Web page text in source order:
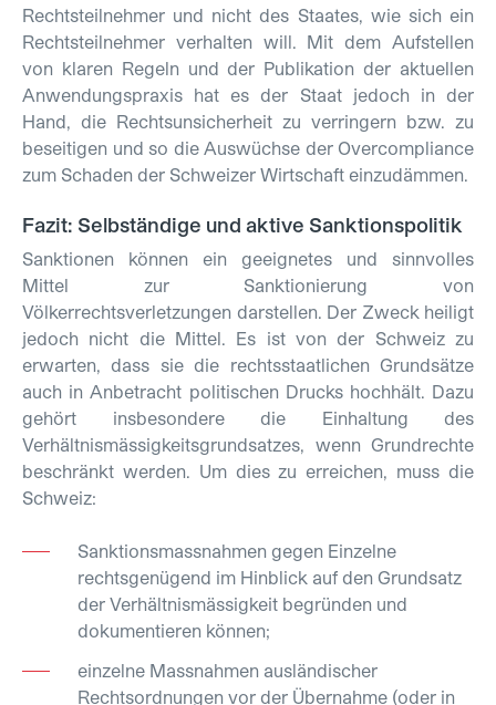
Rechtsteilnehmer und nicht des Staates, wie sich ein
Rechtsteilnehmer verhalten will. Mit dem Aufstellen
von klaren Regeln und der Publikation der aktuellen
Anwendungspraxis hat es der Staat jedoch in der
Hand, die Rechtsunsicherheit zu verringern bzw. zu
beseitigen und so die Auswüchse der Overcompliance
zum Schaden der Schweizer Wirtschaft einzudämmen.
Fazit: Selbständige und aktive Sanktionspolitik
Sanktionen können ein geeignetes und sinnvolles
Mittel zur Sanktionierung von
Völkerrechtsverletzungen darstellen. Der Zweck heiligt
jedoch nicht die Mittel. Es ist von der Schweiz zu
erwarten, dass sie die rechtsstaatlichen Grundsätze
auch in Anbetracht politischen Drucks hochhält. Dazu
gehört insbesondere die Einhaltung des
Verhältnismässigkeitsgrundsatzes, wenn Grundrechte
beschränkt werden. Um dies zu erreichen, muss die
Schweiz:
Sanktionsmassnahmen gegen Einzelne
rechtsgenügend im Hinblick auf den Grundsatz
der Verhältnismässigkeit begründen und
dokumentieren können;
einzelne Massnahmen ausländischer
Rechtsordnungen vor der Übernahme (oder in